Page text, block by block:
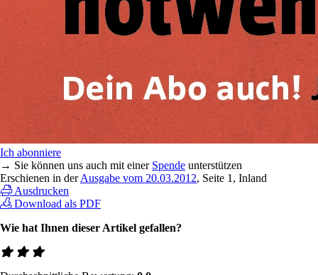
Ich abonniere
→ Sie können uns auch mit einer Spende unterstützen
Erschienen in derAusgabe vom 20.03.2012, Seite 1, Inland
Ausdrucken
Download als PDF
Wie hat Ihnen dieser Artikel gefallen?